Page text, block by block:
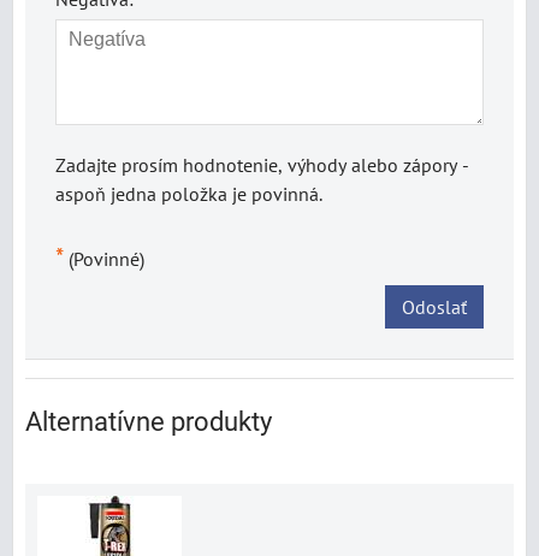
Zadajte prosím hodnotenie, výhody alebo zápory -
aspoň jedna položka je povinná.
* (Povinné)
Odoslať
Alternatívne produkty